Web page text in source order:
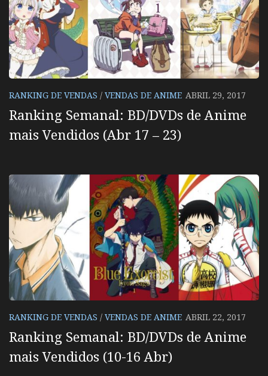
RANKING DE VENDAS / VENDAS DE ANIME ABRIL 29, 2017
Ranking Semanal: BD/DVDs de Anime
mais Vendidos (Abr 17 – 23)
RANKING DE VENDAS / VENDAS DE ANIME ABRIL 22, 2017
Ranking Semanal: BD/DVDs de Anime
mais Vendidos (10-16 Abr)